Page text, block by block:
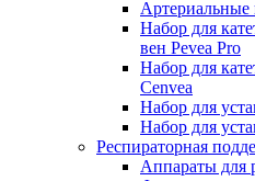
Артериальные
Набор для
вен Pevea Pro
Набор для
Cenvea
Набор для
Набор для
Респираторная
Аппараты